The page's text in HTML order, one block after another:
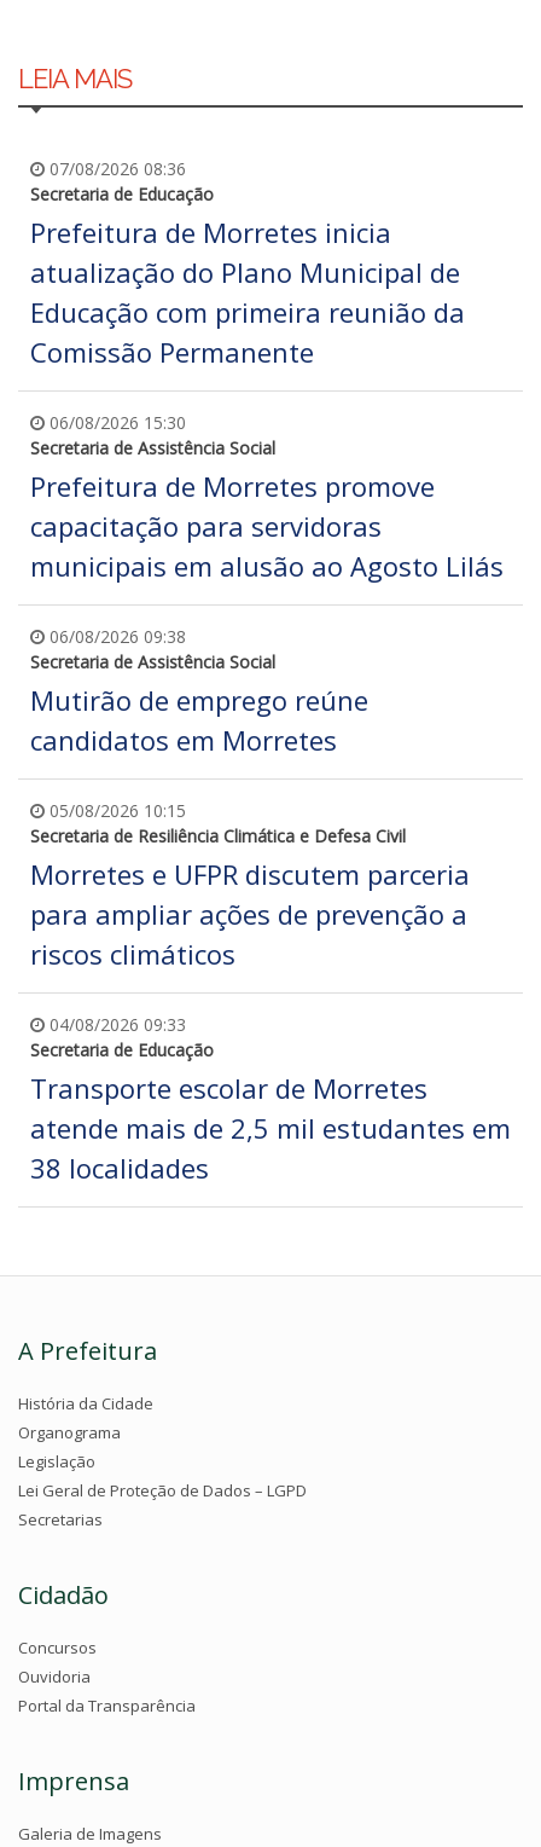
LEIA MAIS
07/08/2026 08:36
Secretaria de Educação
Prefeitura de Morretes inicia
atualização do Plano Municipal de
Educação com primeira reunião da
Comissão Permanente
06/08/2026 15:30
Secretaria de Assistência Social
Prefeitura de Morretes promove
capacitação para servidoras
municipais em alusão ao Agosto Lilás
06/08/2026 09:38
Secretaria de Assistência Social
Mutirão de emprego reúne
candidatos em Morretes
05/08/2026 10:15
Secretaria de Resiliência Climática e Defesa Civil
Morretes e UFPR discutem parceria
para ampliar ações de prevenção a
riscos climáticos
04/08/2026 09:33
Secretaria de Educação
Transporte escolar de Morretes
atende mais de 2,5 mil estudantes em
38 localidades
A Prefeitura
História da Cidade
Organograma
Legislação
Lei Geral de Proteção de Dados – LGPD
Secretarias
Cidadão
Concursos
Ouvidoria
Portal da Transparência
Imprensa
Galeria de Imagens